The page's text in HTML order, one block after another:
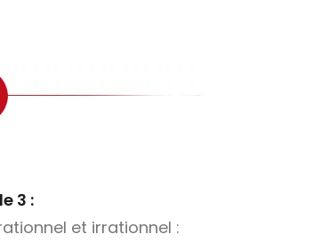
3 :
et irrationnel :